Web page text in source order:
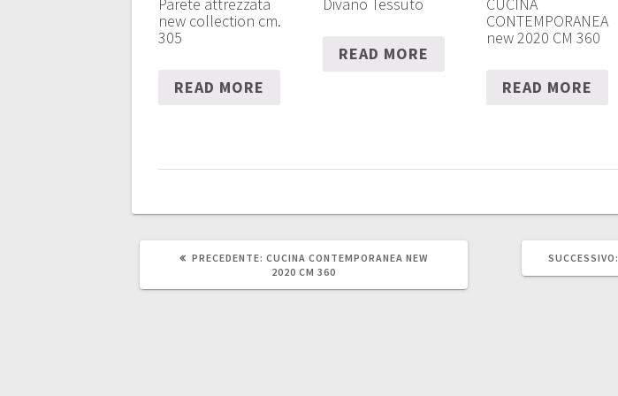
Parete attrezzata
new collection cm.
305
READ MORE
Divano Tessuto
READ MORE
CUCINA
CONTEMPORANEA
new 2020 CM 360
READ MORE
PRECEDENTE: ARTICOLO
PRECEDENTE:
CUCINA CONTEMPORANEA NEW
2020 CM 360
SUCCESSIVO: